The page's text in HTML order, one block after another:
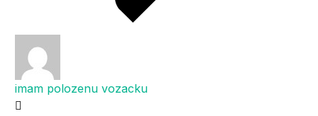
imam polozenu vozacku